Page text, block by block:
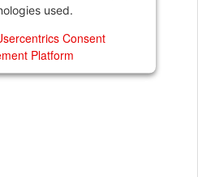
used.
Consent
Platform